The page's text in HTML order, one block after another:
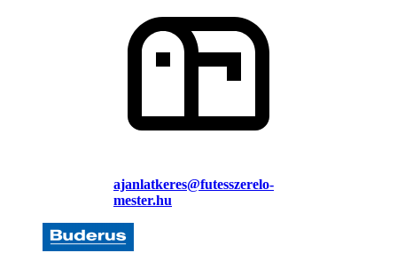
ajanlatkeres@futesszerelo-
mester.hu